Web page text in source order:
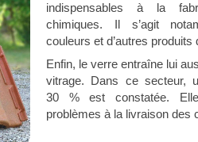
indispensables à la
chimiques. Il s’agit
couleurs et d’autres
Enfin, le verre entraîne lui
vitrage. Dans ce secteur,
30 % est constatée. Elle
problèmes à la livraison des